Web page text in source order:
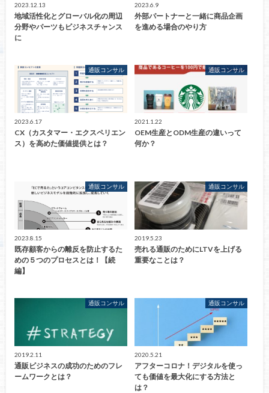
2023.12.13
地域活性化とグローバル化の周辺
分野やパーツもビジネスチャンス
に
2023.6.9
外部パートナーと一緒に商品企画
を進める場合のやり方
通販コンサル
2023.6.17
CX（カスタマー・エクスペリエン
ス）を高めた価値提供とは？
通販コンサル
2021.1.22
OEM生産とODM生産の違いって
何か？
通販コンサル
2023.8.15
既存顧客からの離反を防止するた
めの５つのプロセスとは！【続
編】
通販コンサル
2019.5.23
売れる通販のためにLTVを上げる
重要なことは？
通販コンサル
2019.2.11
通販ビジネスの成功のためのフレ
ームワークとは？
通販コンサル
2020.5.21
アフターコロナ！デジタルを使っ
ても価値を最大化にする方法と
は？